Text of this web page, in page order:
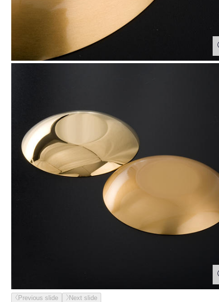
Previous slide Next slide